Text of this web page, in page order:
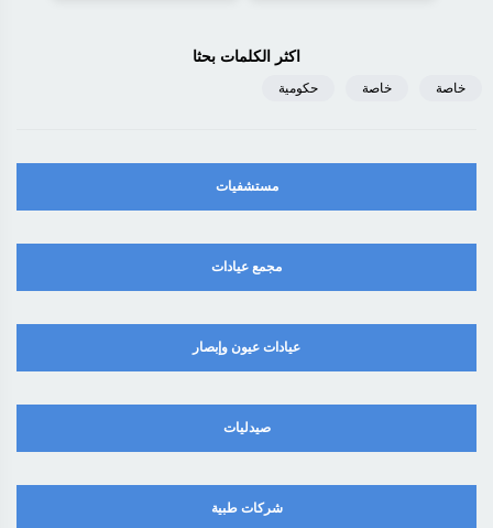
اكثر الكلمات بحثا
خاصة خاصة حكومية
مستشفيات
مجمع عيادات
عيادات عيون وإبصار
صيدليات
شركات طبية